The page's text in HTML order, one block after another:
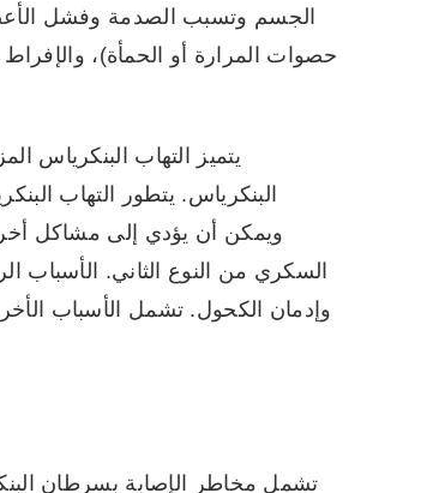
الجسم وتسبب الصدمة وفشل
حصوات المرارة أو الحمأة)،
يتميز التهاب البنكرياس
البنكرياس. يتطور التهاب
ويمكن أن يؤدي إلى مشاكل
السكري من النوع الثاني. الأسباب
وإدمان الكحول. تشمل الأسباب
تشمل مخاطر الإصابة بسرطان